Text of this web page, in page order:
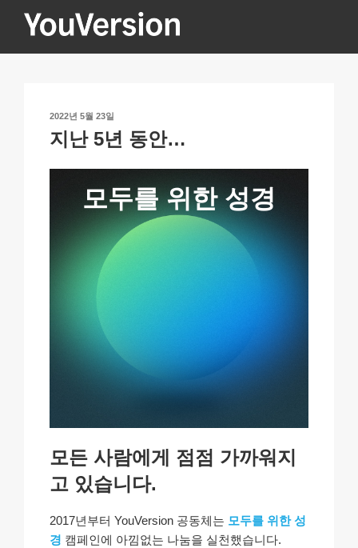
YOUVERSION
작
성
일
2022년 5월 23일
지난 5년 동안…
모두를 위한 성경
모든 사람에게 점점 가까워지
고 있습니다.
2017년부터 YouVersion 공동체는 모두를 위한 성
경 캠페인에 아낌없는 나눔을 실천했습니다.